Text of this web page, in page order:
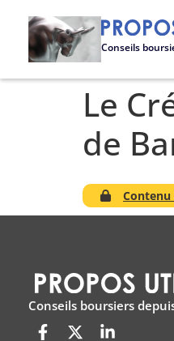
Conseils
Le
de
Contenu
Conseils boursiers